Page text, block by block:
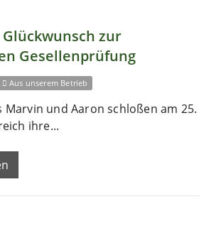
zur
Gesellenprüfung
Aus unserem Betrieb
Marvin und Aaron schloßen am 25.
ihre...